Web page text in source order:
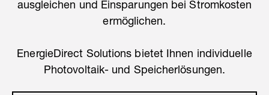
ausgleichen und Einsparungen bei Stromkosten
ermöglichen.
EnergieDirect Solutions bietet Ihnen individuelle
Photovoltaik- und Speicherlösungen.